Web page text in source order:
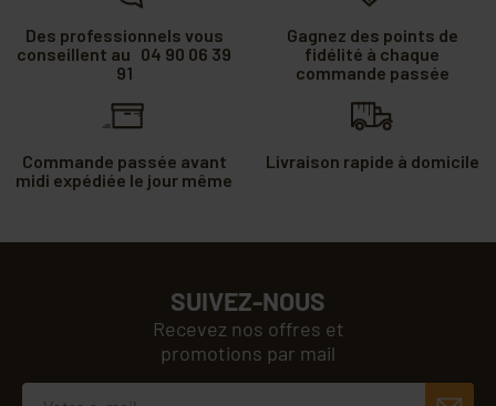
Des professionnels vous
conseillent au 04 90 06 39
91
Gagnez des points de
fidélité à chaque
commande passée
Commande passée avant
midi expédiée le jour même
Livraison rapide à domicile
SUIVEZ-NOUS
Recevez nos offres et
promotions par mail